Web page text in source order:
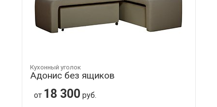
Кухонный уголок
Адонис без ящиков
от 18 300 руб.